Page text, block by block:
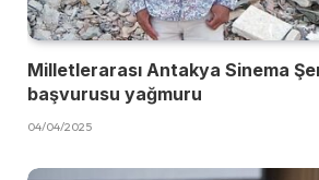
Milletlerarası Antakya Sinema
başvurusu yağmuru
04/04/2025